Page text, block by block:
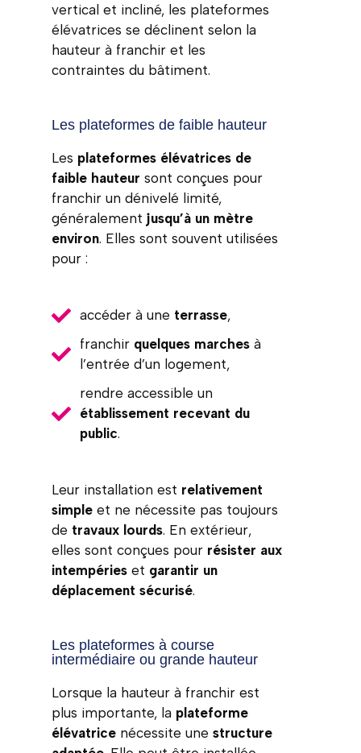
vertical et incliné, les plateformes
élévatrices se déclinent selon la
hauteur à franchir et les
contraintes du bâtiment.
Les plateformes de faible hauteur
Les plateformes élévatrices de
faible hauteur sont conçues pour
franchir un dénivelé limité,
généralement jusqu’à un mètre
environ. Elles sont souvent utilisées
pour :
accéder à une terrasse,
franchir quelques marchesà
l’entrée d’un logement,
rendre accessible un
établissement recevant du
public.
Leur installation est relativement
simpleet ne nécessite pas toujours
de travaux lourds. En extérieur,
elles sont conçues pourrésister aux
intempérieset garantir un
déplacement sécurisé.
Les plateformes à course
intermédiaire ou grande hauteur
Lorsque la hauteur à franchir est
plus importante, la plateforme
élévatricenécessite une structure